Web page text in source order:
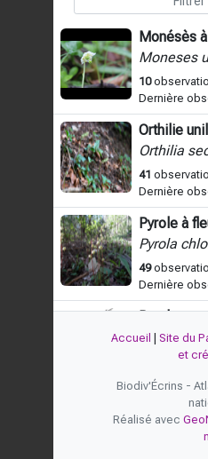
Monésès
Moneses
10
Dernière
Orthilie
Orthilia
41
Dernière
Pyrole à
Pyrola
49
Dernière
Pyrole
Pyrola
Dernière
Pyrole
Pyrola
Accueil Site du
et
Biodiv'Écrins -
Réalisé avec